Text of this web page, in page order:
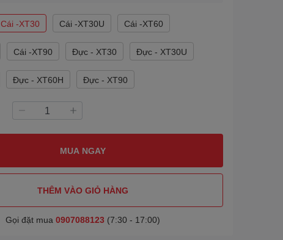
Cái -XT30 Cái -XT30U Cái -XT60
Cái -XT90 Đực - XT30 Đực - XT30U
Đực - XT60H Đực - XT90
MUA NGAY
THÊM VÀO GIỎ HÀNG
Gọi đặt mua 0907088123 (7:30 - 17:00)